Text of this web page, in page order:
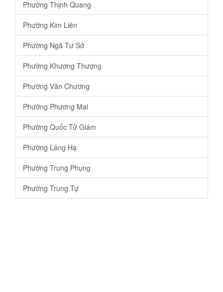
Phường Thịnh Quang
Phường Kim Liên
Phường Ngã Tư Sở
Phường Khương Thượng
Phường Văn Chương
Phường Phương Mai
Phường Quốc Tử Giám
Phường Láng Hạ
Phường Trung Phụng
Phường Trung Tự